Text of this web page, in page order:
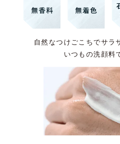
自然なつけごこちでサラ
いつもの洗顔料